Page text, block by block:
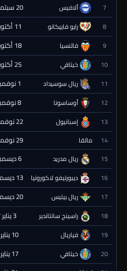
7 ألافيس 20 سبتمبر 2026 - 20:00
8 رايو فاييكانو 11 أكتوبر 2026 - 20:00
9 فالنسيا 18 أكتوبر 2026 - 20:00
10 خيتافي 25 أكتوبر 2026 - 20:00
11 ريال سوسيداد 1 نوفمبر 2026 - 19:00
12 أوساسونا 8 نوفمبر 2026 - 19:00
13 إسبانيول 22 نوفمبر 2026 - 19:00
14 مالقا 29 نوفمبر 2026 - 19:00
15 ريال مدريد 6 ديسمبر 2026 - 19:00
16 ديبورتيفو لاكورونيا 13 ديسمبر 2026 - 19:00
17 ريال بيتيس 20 ديسمبر 2026 - 19:00
18 راسينج سانتاندير 3 يناير 2027 - 19:00
19 فياريال 10 يناير 2027 - 19:00
20 خيتافي 17 يناير 2027 - 19:00